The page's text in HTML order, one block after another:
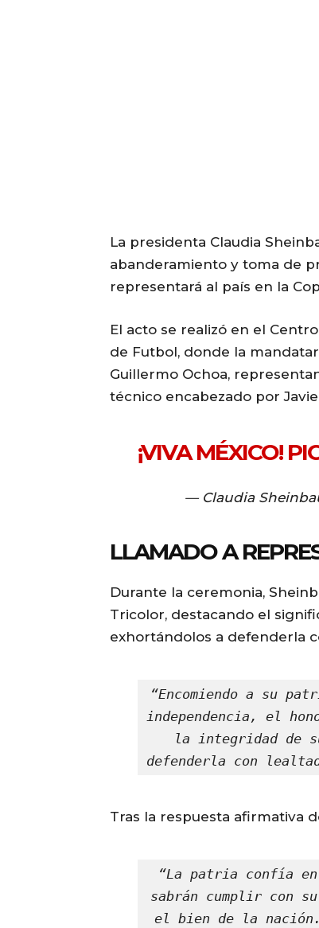
La presidenta Claudia
abanderamiento y toma de
representará al país en la
El acto se realizó en el
de Futbol, donde la
Guillermo Ochoa,
técnico encabezado por
¡VIVA MÉXICO!
— Claudia
LLAMADO A
Durante la ceremonia,
Tricolor, destacando el
exhortándolos a defenderla
“Encomiendo a su
independencia, el
la integridad de
defenderla con
Tras la respuesta afirmativa
“La patria confía en
sabrán cumplir con
el bien de la